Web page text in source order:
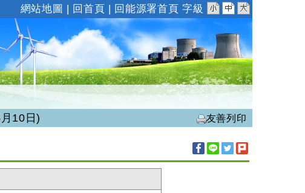
:::
網站地圖 | 回首頁 | 回能源署首頁 字級
10日) 友善列印